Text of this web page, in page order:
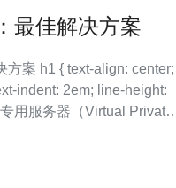
最佳解决方案
center; }